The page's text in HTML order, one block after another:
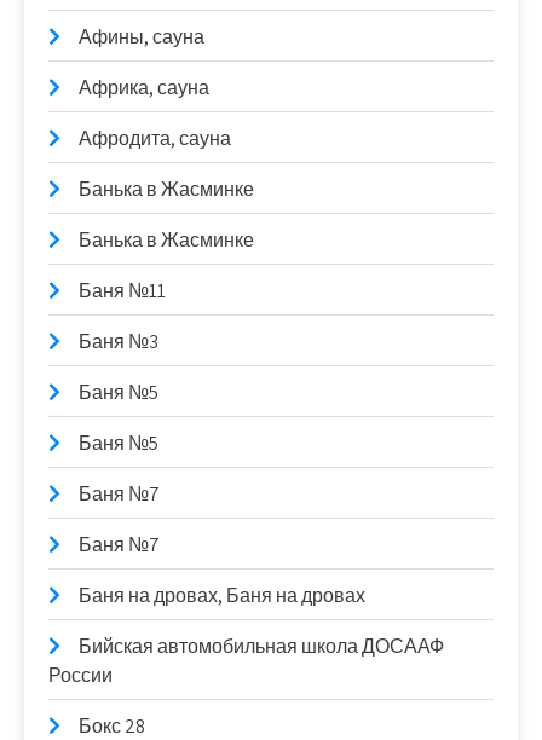
Афины, сауна
Африка, сауна
Афродита, сауна
Банька в Жасминке
Банька в Жасминке
Баня №11
Баня №3
Баня №5
Баня №5
Баня №7
Баня №7
Баня на дровах, Баня на дровах
Бийская автомобильная школа ДОСААФ
России
Бокс 28